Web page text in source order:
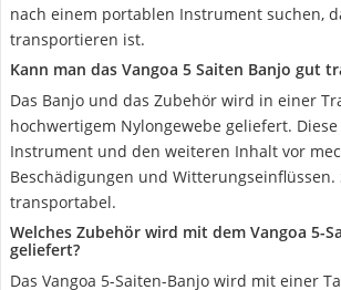
nach einem portablen Instrument suchen,
transportieren ist.
Kann man das Vangoa 5 Saiten Banjo gut
Das Banjo und das Zubehör wird in einer
hochwertigem Nylongewebe geliefert.
Instrument und den weiteren Inhalt vor
Beschädigungen und Witterungseinflüssen.
transportabel.
Welches Zubehör wird mit dem Vangoa 5-
geliefert?
Das Vangoa 5-Saiten-Banjo wird mit einer